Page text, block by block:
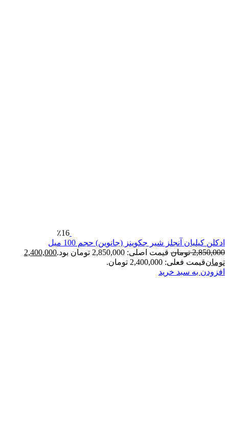
آنجلز شیر جکوینز (جانوین) حجم 100 میل
تومان قیمت اصلی: 2,850,000 تومان بود.
2,400,000
2,400,000 تومان.
سبد خرید